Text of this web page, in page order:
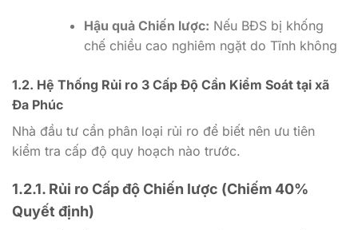
Hậu quả Chiến lược: Nếu BĐS bị khống
chế chiều cao nghiêm ngặt do Tĩnh không
1.2. Hệ Thống Rủi ro 3 Cấp Độ Cần Kiểm Soát tại xã
Đa Phúc
Nhà đầu tư cần phân loại rủi ro để biết nên ưu tiên
kiểm tra cấp độ quy hoạch nào trước.
1.2.1. Rủi ro Cấp độ Chiến lược (Chiếm 40%
Quyết định)